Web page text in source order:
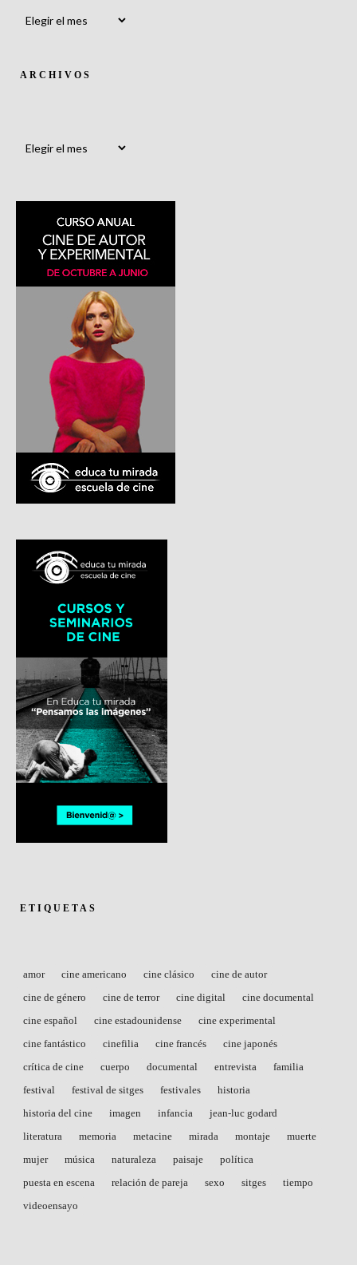
ARCHIVOS
ETIQUETAS
amor cine americano cine clásico
cine de autor
cine de género
cine de terror cine digital
cine documental
cine español
cine estadounidense
cine experimental
cine fantástico
cinefilia cine francés
cine japonés
crítica de cine
cuerpo documental entrevista
familia
festival
festival de sitges festivales
historia
historia del cine
imagen infancia
jean-luc godard
literatura
memoria metacine mirada montaje
muerte
mujer
música naturaleza paisaje
política
puesta en escena
relación de pareja sexo sitges
tiempo
videoensayo